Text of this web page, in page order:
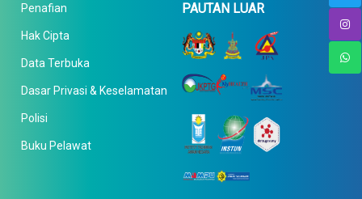
Penafian
Hak Cipta
Data Terbuka
Dasar Privasi & Keselamatan
Polisi
Buku Pelawat
PAUTAN LUAR